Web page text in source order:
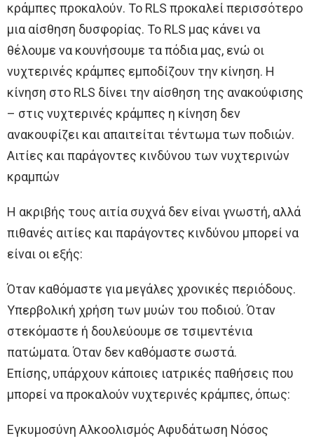
κράμπες προκαλούν. Το RLS προκαλεί περισσότερο
μια αίσθηση δυσφορίας. Το RLS μας κάνει να
θέλουμε να κουνήσουμε τα πόδια μας, ενώ οι
νυχτερινές κράμπες εμποδίζουν την κίνηση. Η
κίνηση στο RLS δίνει την αίσθηση της ανακούφισης
– στις νυχτερινές κράμπες η κίνηση δεν
ανακουφίζει και απαιτείται τέντωμα των ποδιών.
Αιτίες και παράγοντες κινδύνου των νυχτερινών
κραμπών
Η ακριβής τους αιτία συχνά δεν είναι γνωστή, αλλά
πιθανές αιτίες και παράγοντες κινδύνου μπορεί να
είναι οι εξής:
Όταν καθόμαστε για μεγάλες χρονικές περιόδους.
Υπερβολική χρήση των μυών του ποδιού. Όταν
στεκόμαστε ή δουλεύουμε σε τσιμεντένια
πατώματα. Όταν δεν καθόμαστε σωστά.
Επίσης, υπάρχουν κάποιες ιατρικές παθήσεις που
μπορεί να προκαλούν νυχτερινές κράμπες, όπως:
Εγκυμοσύνη Αλκοολισμός Αφυδάτωση Νόσος